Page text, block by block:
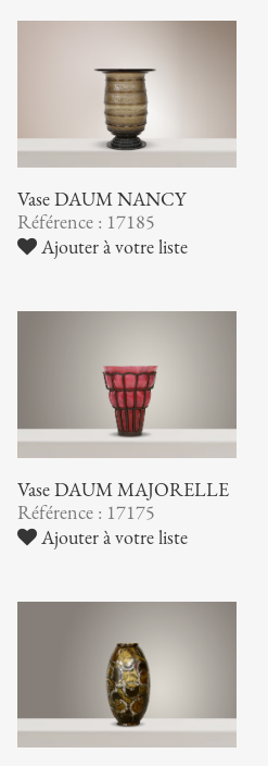
Vase DAUM NANCY
Référence : 17185
Ajouter à votre liste
Vase DAUM MAJORELLE
Référence : 17175
Ajouter à votre liste